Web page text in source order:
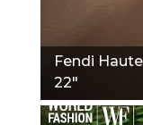
Fendi
22"